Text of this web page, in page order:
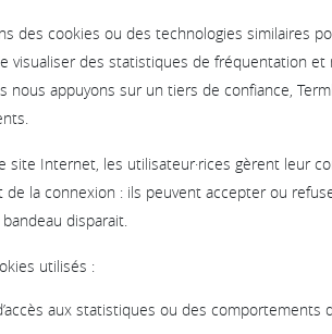
des cookies ou des technologies similaires
visualiser des statistiques de fréquentation
nous appuyons sur un tiers de confiance,
site Internet, les utilisateur·rices gèrent leur
de la connexion : ils peuvent accepter ou
disparait.
utilisés :
aux statistiques ou des